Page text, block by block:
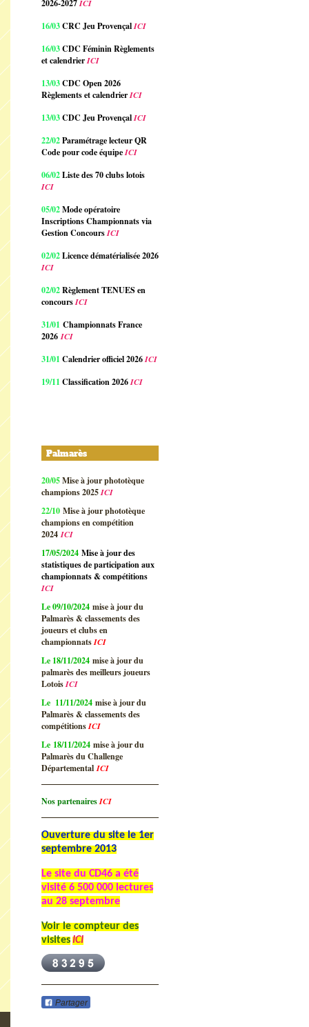
2026-2027ICI
16/03CRC Jeu ProvençalICI
16/03CDC Féminin Règlements
et calendrierICI
13/03CDC Open 2026
Règlements et calendrierICI
13/03CDC Jeu ProvençalICI
22/02Paramétrage lecteur QR
Code pour code équipeICI
06/02Liste des 70 clubs lotois
ICI
05/02Mode opératoire
Inscriptions Championnats via
Gestion ConcoursICI
02/02Licence dématérialisée 2026
ICI
02/02Règlement TENUES en
concoursICI
31/01 Championnats France
2026 ICI
31/01 Calendrier officiel 2026ICI
19/11 Classification 2026ICI
Palmarès
20/05Mise à jour phototèque
champions 2025ICI
22/10 Mise à jour phototèque
champions en compétition
2024ICI
17/05/2024 Mise à jour des
statistiques de participation aux
championnats & compétitions
ICI
Le 09/10/2024 mise à jour du
Palmarès & classements des
joueurs et clubs en
championnatsICI
Le 18/11/2024 mise à jour du
palmarès des meilleurs joueurs
LotoisICI
Le 11/11/2024 mise à jour du
Palmarès & classements des
compétitionsICI
Le 18/11/2024 mise à jour du
Palmarès du Challenge
DépartementalICI
Nos partenairesICI
Ouverture du site le 1er
septembre 2013
Le site du CD46 a été
visité 6 500 000 lectures
au 28 septembre
Voir le compteur des
visitesICI
Partager